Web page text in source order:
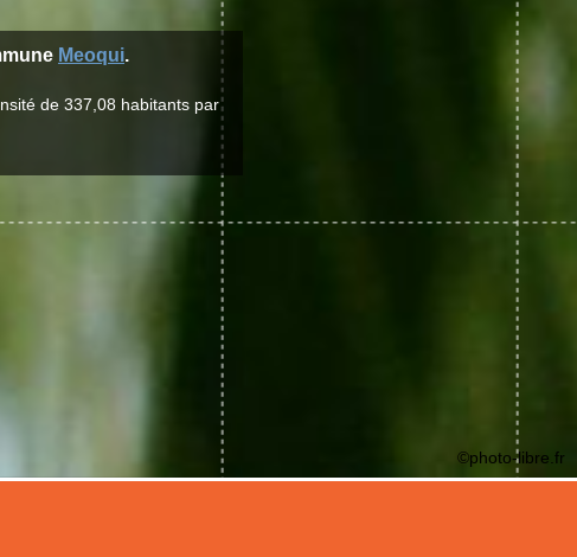
Meoqui.
de 337,08 habitants par
©photo-libre.fr